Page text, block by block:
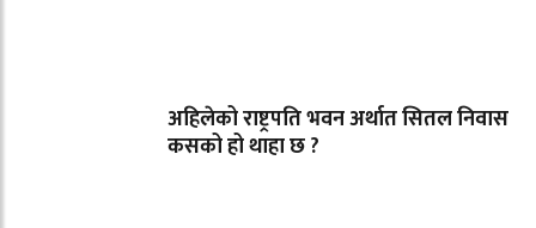
अहिलेको राष्ट्रपति भवन अर्थात सितल निवास
कसको हो थाहा छ ?